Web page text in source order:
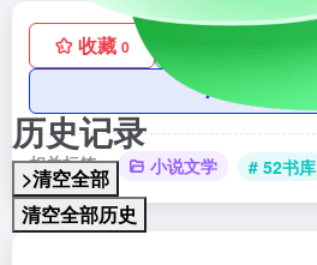
历史记录
>清空全部
清空全部历史
收藏 0
AI账号购买
相关标签： 小说文学 # 52书库